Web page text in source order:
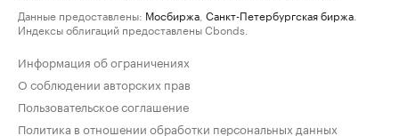
Данные предоставлены: Мосбиржа Санкт-Петербургская биржа
Индексы облигаций предоставлены Cbonds.
Информация об ограничениях
О соблюдении авторских прав
Пользовательское соглашение
Политика в отношении обработки персональных данных